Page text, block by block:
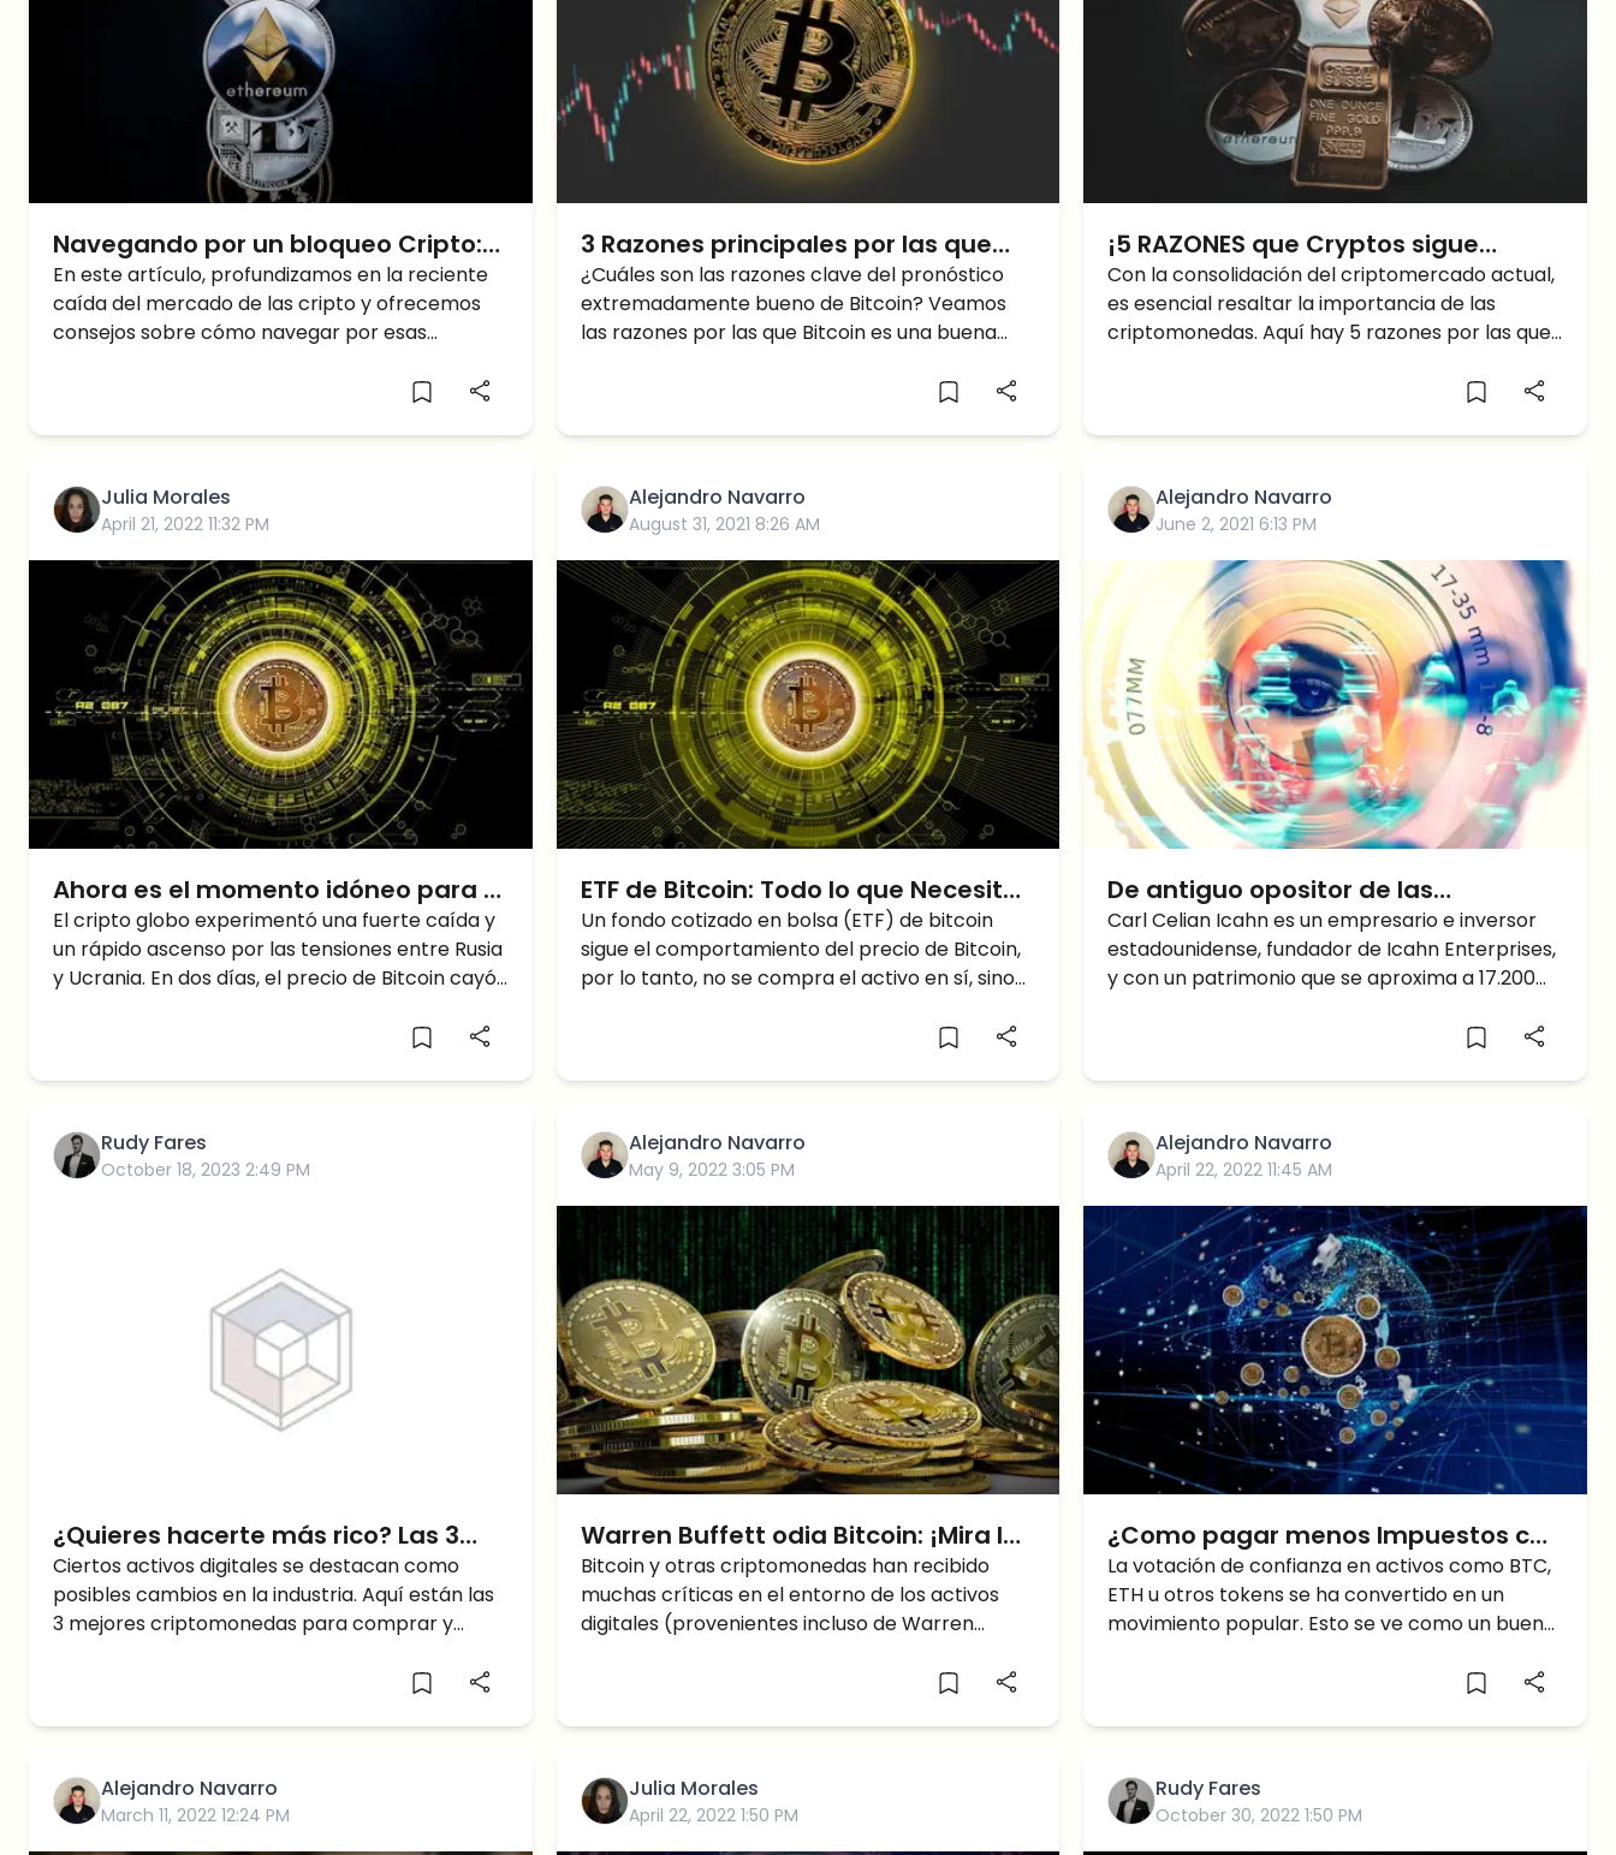
Navegando por un bloqueo Cripto:
una Guía para inversores
criptográficos
En este artículo, profundizamos en la reciente
caída del mercado de las cripto y ofrecemos
consejos sobre cómo navegar por esas
3 Razones principales por las que
Bitcoin es una Buena Inversión para
el futuro
¿Cuáles son las razones clave del pronóstico
extremadamente bueno de Bitcoin? Veamos
las razones por las que Bitcoin es una buena
¡5 RAZONES que Cryptos sigue
siendo BUENO a pesar del Crypto
Crash!
Con la consolidación del criptomercado actual,
es esencial resaltar la importancia de las
criptomonedas. Aquí hay 5 razones por las que
Julia Morales
April 21, 2022 11:32 PM
Ahora es el momento idóneo para el
Apalancamiento, debido a la alta
fluctuación reciente de Bitcoin
El cripto globo experimentó una fuerte caída y
un rápido ascenso por las tensiones entre Rusia
y Ucrania. En dos días, el precio de Bitcoin cayó
fluctuando más de un 20% de ida y vuelta. Si
pasado hasta ahora, tus activos se han
reducido en un 44%.
Alejandro Navarro
August 31, 2021 8:26 AM
ETF de Bitcoin: Todo lo que Necesitas
Saber ¿Merece la Pena?
Un fondo cotizado en bolsa (ETF) de bitcoin
sigue el comportamiento del precio de Bitcoin,
por lo tanto, no se compra el activo en sí, sino
Alejandro Navarro
June 2, 2021 6:13 PM
De antiguo opositor de las
criptomonedas a ambicioso
inversor
Carl Celian Icahn es un empresario e inversor
estadounidense, fundador de Icahn Enterprises,
y con un patrimonio que se aproxima a 17.200
Rudy Fares
October 18, 2023 2:49 PM
¿Quieres hacerte más rico? Las 3
mejores criptomonedas para
comprar y conservar durante la
próxima década
Ciertos activos digitales se destacan como
posibles cambios en la industria. Aquí están las
3 mejores criptomonedas para comprar y
Alejandro Navarro
May 9, 2022 3:05 PM
Warren Buffett odia Bitcoin: ¡Mira lo
que dijo sobre BTC!
Bitcoin y otras criptomonedas han recibido
muchas críticas en el entorno de los activos
digitales (provenientes incluso de Warren
Alejandro Navarro
April 22, 2022 11:45 AM
¿Como pagar menos Impuestos con
la Inversión en Criptomonedas?
La votación de confianza en activos como BTC,
ETH u otros tokens se ha convertido en un
movimiento popular. Esto se ve como un buen
Alejandro Navarro
March 11, 2022 12:24 PM
Julia Morales
April 22, 2022 1:50 PM
Rudy Fares
October 30, 2022 1:50 PM